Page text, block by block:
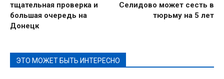
тщательная проверка и
большая очередь на
Донецк
Селидово может сесть в
тюрьму на 5 лет
ЭТО МОЖЕТ БЫТЬ ИНТЕРЕСНО